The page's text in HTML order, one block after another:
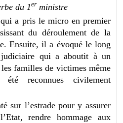
du 1erministre
a pris le micro en premier
du déroulement de la
Ensuite, il a évoqué le long
qui a aboutit à un
familles de victimes même
reconnues civilement
sur l’estrade pour y assurer
rendre hommage aux